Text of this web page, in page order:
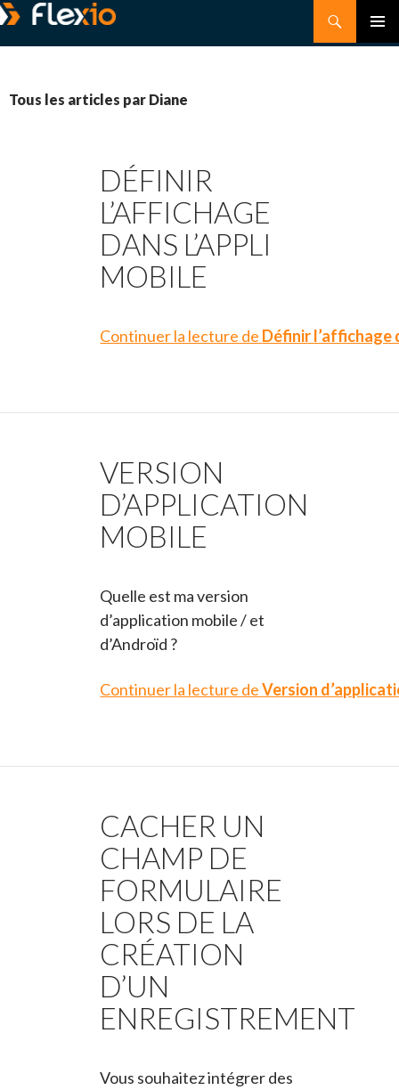
Recherche
CONTENU
Tous les articles par Diane
DÉFINIR
L’AFFICHAGE
DANS L’APPLI
MOBILE
Continuer la lecture de Définir l’affichage
VERSION
D’APPLICATION
MOBILE
Quelle est ma version
d’application mobile / et
d’Androïd ?
Continuer la lecture deVersion
CACHER UN
CHAMP DE
FORMULAIRE
LORS DE LA
CRÉATION
D’UN
ENREGISTREMENT
Vous souhaitez intégrer des